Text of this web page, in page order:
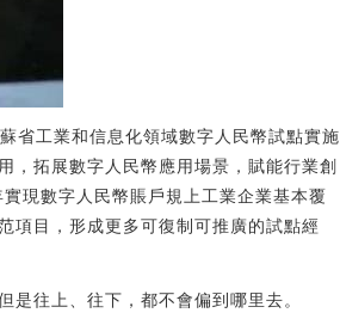
省工業和信息化領域數字人民幣試點實施
，拓展數字人民幣應用場景，賦能行業創
現數字人民幣賬戶規上工業企業基本覆
項目，形成更多可復制可推廣的試點經
往上、往下，都不會偏到哪里去。